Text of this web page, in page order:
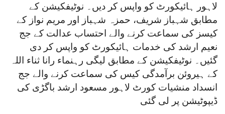
لاہور ہائیکورٹ کو واپس کر دیں۔ نوٹیفکیشن کے
مطابق شہباز شریف، حمزہ شہباز اور مریم نواز کے
کیسز کی سماعت کرنے والے احتساب عدالت کے جج
نعیم ارشد کی خدمات ہائیکورٹ کو واپس کر دی
گئیں۔ نوٹیفکیشن کے مطابق لیگی رہنماء رانا ثناء اللہ
کے ہیروئن برآمدگی کیس کی سماعت کرنے والے جج
انسداد منشیات کورٹ لاہور مسعود ارشد باگڑی کی
ڈیپوٹیشن پر لی گئی